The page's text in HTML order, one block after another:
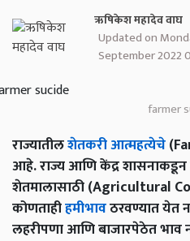
ऋषिकेश महादेव वाघ
Updated on
September 2022
farmer
राज्यातीलशेतकरी आत्महत्येचे
आहे. राज्य आणि केंद्र शासनाकडून
शेतमालासाठी (Agricultural
कोणताहीहमीभावठरवण्यात येत
लहरीपणा आणि बाजारपेठेत